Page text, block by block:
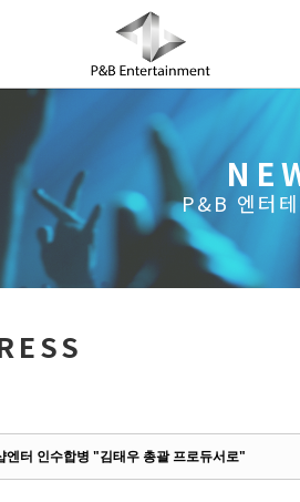
COMPANYP&B 엔터
엔터 인수합병 "김태우 총괄 프로듀서로"